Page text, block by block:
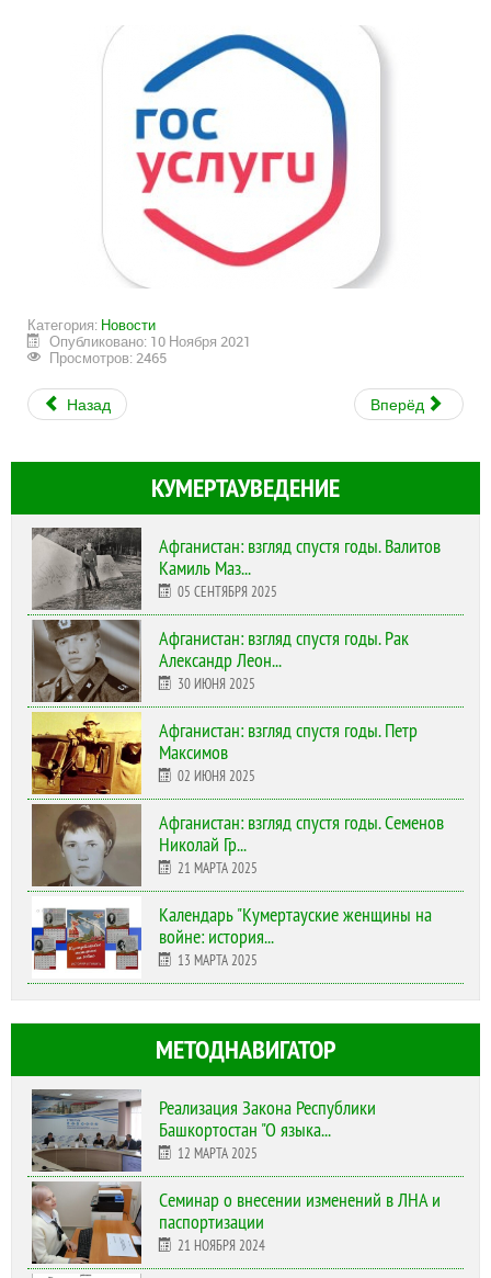
Категория: Новости
Опубликовано: 10 Ноября 2021
Просмотров: 2465
Назад Вперёд
КУМЕРТАУВЕДЕНИЕ
Афганистан: взгляд спустя годы. Валитов
Камиль Маз...
05 СЕНТЯБРЯ 2025
Афганистан: взгляд спустя годы. Рак
Александр Леон...
30 ИЮНЯ 2025
Афганистан: взгляд спустя годы. Петр
Максимов
02 ИЮНЯ 2025
Афганистан: взгляд спустя годы. Семенов
Николай Гр...
21 МАРТА 2025
Календарь "Кумертауские женщины на
войне: история...
13 МАРТА 2025
МЕТОДНАВИГАТОР
Реализация Закона Республики
Башкортостан "О языка...
12 МАРТА 2025
Cеминар о внесении изменений в ЛНА и
паспортизации
21 НОЯБРЯ 2024